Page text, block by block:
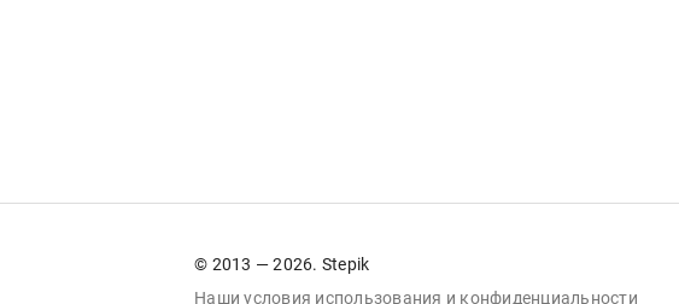
© 2013 — 2026. Stepik
Наши условия использования и конфиденциальности